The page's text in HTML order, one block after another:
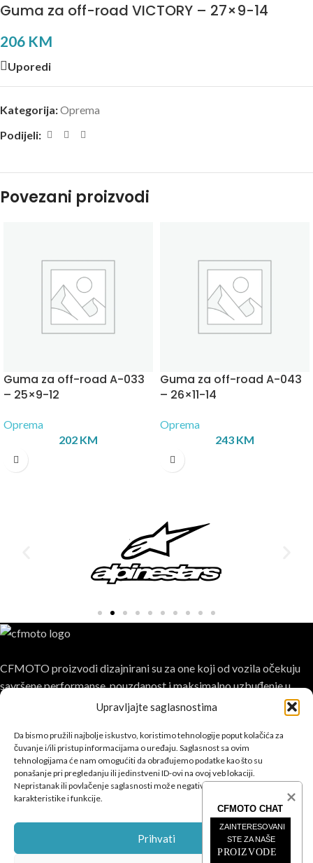
Upravljajte saglasnostima
Da bismo pružili najbolje iskustvo, koristimo tehnologije poput kolačića za
čuvanje i/ili pristup informacijama o uređaju. Saglasnost sa ovim
tehnologijama će nam omogućiti da obrađujemo podatke kao što su
ponašanje pri pregledanju ili jedinstveni ID-ovi na ovoj veb lokaciji.
Nepristanak ili povlačenje saglasnosti može negativno uticati na određene
karakteristike i funkcije.
Prihvati
Guma za off-road VICTORY – 27×9-14
206 KM
Uporedi
Kategorija:Oprema
Podijeli:
Povezani proizvodi
Guma za off-road A-033
– 25×9-12
Oprema
202 KM
Guma za off-road A-043
– 26×11-14
Oprema
243 KM
CFMOTO proizvodi dizajnirani su za one koji od vozila očekuju
savršene performanse, pouzdanost i maksimalno uzbuđenje u
POSLJEDNJE SA BLOGA
ČETVEROTOČKAŠI
CFMOTO CHAT
ZAINTERESOVANI
STE ZA NAŠE
PROIZVODE